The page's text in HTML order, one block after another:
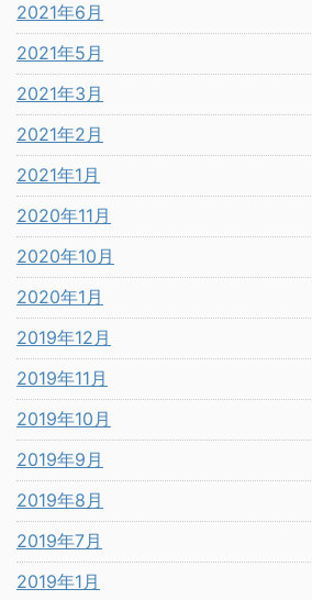
2021年6月
2021年5月
2021年3月
2021年2月
2021年1月
2020年11月
2020年10月
2020年1月
2019年12月
2019年11月
2019年10月
2019年9月
2019年8月
2019年7月
2019年1月